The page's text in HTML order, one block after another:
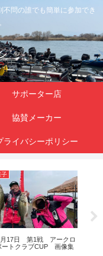
問の誰でも簡単に参加でき
サポーター店
協賛メーカー
ライバシーポリシー
子
月17日 第1戦 アークロ
ートクラブCUP 画像集